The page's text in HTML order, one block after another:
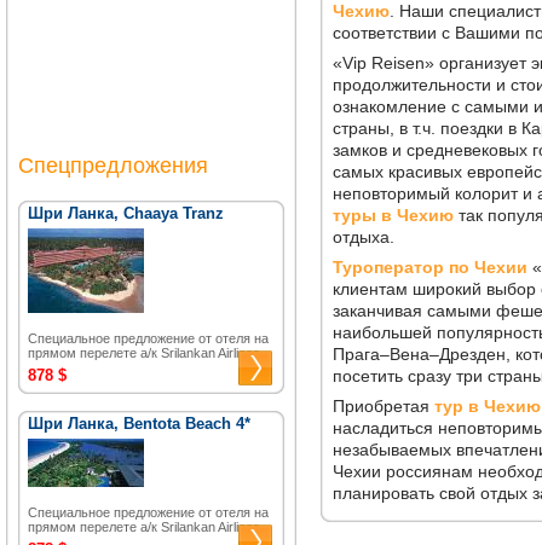
Спецпредложения
Шри Ланка, Chaaya Tranz
Специальное предложение от отеля на
прямом перелете а/к Srilankan Airlines.
878 $
Шри Ланка, Bentota Beach 4*
Специальное предложение от отеля на
прямом перелете а/к Srilankan Airlines.
Чехию . Наши
соответствии с Вашими
«Vip Reisen» организует
продолжительности и
ознакомление с самыми
страны, в т.ч. поездки в
замков и средневековых
самых красивых
неповторимый колорит
туры в Чехию так
отдыха.
Туроператор по Чехии
клиентам широкий выбор
заканчивая самыми
наибольшей
Прага–Вена–Дрезден,
посетить сразу три
Приобретая тур в Чехию
насладиться
незабываемых
Чехии россиянам
планировать свой отдых